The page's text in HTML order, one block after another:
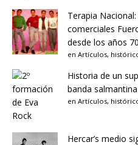
Terapia
comerciales
desde los años
en Artículos,
Historia de un
banda
en Artículos,
Hercar’s medio